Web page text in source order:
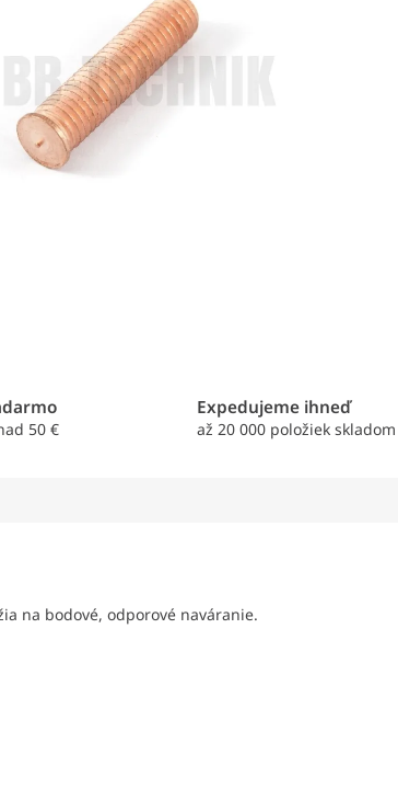
50 €
Expedujeme ihneď
až 20 000 položiek skladom
na bodové, odporové naváranie.